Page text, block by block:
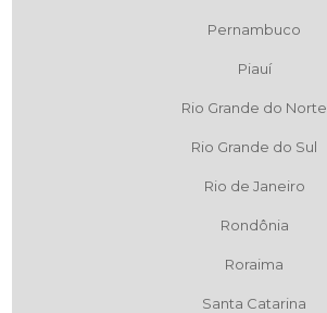
Pernambuco
Piauí
Rio Grande do Norte
Rio Grande do Sul
Rio de Janeiro
Rondônia
Roraima
Santa Catarina